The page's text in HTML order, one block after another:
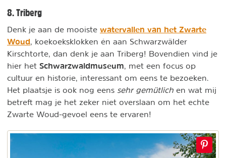
8. Triberg
Denk je aan de mooiste watervallen van het Zwarte
Woud , koekoeksklokken én aan Schwarzwälder
Kirschtorte, dan denk je aan Triberg! Bovendien vind je
hier het Schwarzwaldmuseum
met een focus op
cultuur en historie, interessant om eens te bezoeken.
Het plaatsje is ook nog eens sehr gemütlich en wat mij
betreft mag je het zeker niet overslaan om het echte
Zwarte Woud-gevoel eens te ervaren!